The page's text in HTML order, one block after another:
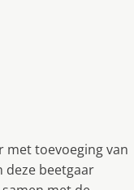
met toevoeging van
deze beetgaar